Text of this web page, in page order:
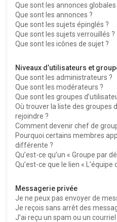
Que sont les annonces globales
Que sont les annonces ?
Que sont les sujets épinglés ?
Que sont les sujets verrouillés ?
Que sont les icônes de sujet ?
Niveaux d’utilisateurs et
Que sont les administrateurs ?
Que sont les modérateurs ?
Que sont les groupes
Où trouver la liste des groupes
rejoindre ?
Comment devenir chef de
Pourquoi certains membres
différente ?
Qu’est-ce qu’un « Groupe par
Qu’est-ce que le lien « L’équipe
Messagerie privée
Je ne peux pas envoyer de
Je reçois sans arrêt des
J’ai reçu un spam ou un